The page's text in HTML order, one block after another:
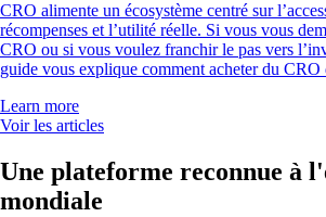
CRO alimente un écosystème centré sur
récompenses et l’utilité réelle. Si vous vous
CRO ou si vous voulez franchir le pas vers
guide vous explique comment acheter du CRO
Learn more
Voir les articles
Une plateforme reconnue à
mondiale